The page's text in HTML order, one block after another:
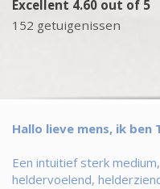
Excellent 4.60 out of 5
152 getuigenissen
Hallo lieve mens, ik ben
Een intuitief sterk
heldervoelend,